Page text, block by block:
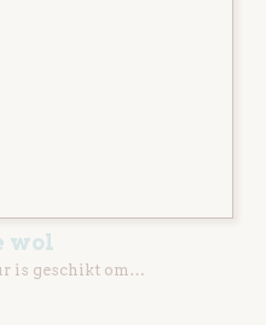
wol
is geschikt om…